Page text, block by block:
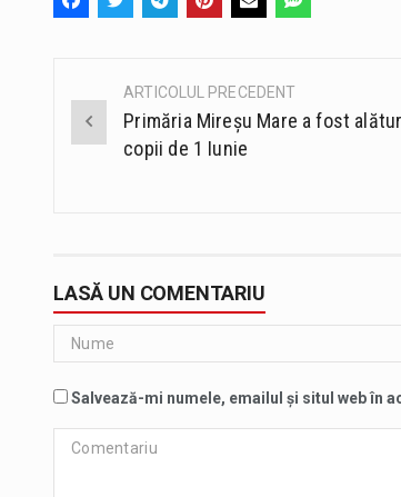
Post
navigation
ARTICOLUL PRECEDENT
Primăria Mireșu Mare a fost
copii de 1 Iunie
LASĂ UN COMENTARIU
Salvează-mi numele, emailul și situl web în